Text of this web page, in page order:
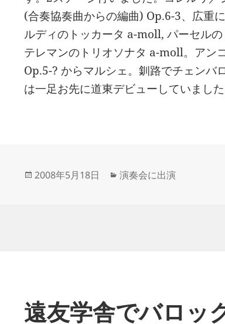
(合奏協奏曲からの編曲) Op.6-3、広重
ルディのトッカータ a-moll, パーセル
テレマンのトリオソナタ a-moll。アン
Op.5-? からマルシェ。釧路でチェンバ
は一足お先に道東デビューしていまし
投
2008年5月18日
カ
演奏会に出演
遠友学舎でバロッ